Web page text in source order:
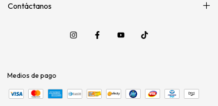
Contáctanos
Medios de pago